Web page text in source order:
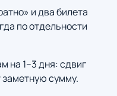
и два билета
по отдельности
на 1–3 дня: сдвиг
заметную сумму.